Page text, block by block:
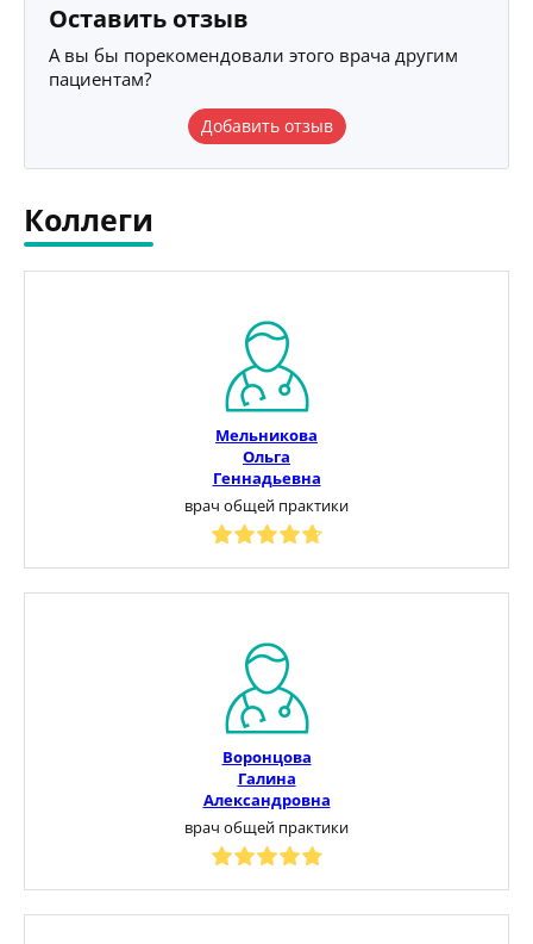
Оставить отзыв
А вы бы порекомендовали этого врача другим
пациентам?
Добавить отзыв
Коллеги
Мельникова
Ольга
Геннадьевна
врач общей практики
Воронцова
Галина
Александровна
врач общей практики